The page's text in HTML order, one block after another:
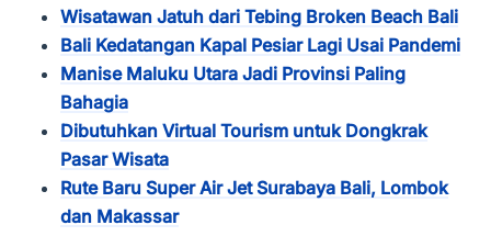
Wisatawan Jatuh dari Tebing Broken Beach Bali
Bali Kedatangan Kapal Pesiar Lagi Usai Pandemi
Manise Maluku Utara Jadi Provinsi Paling
Bahagia
Dibutuhkan Virtual Tourism untuk Dongkrak
Pasar Wisata
Rute Baru Super Air Jet Surabaya Bali, Lombok
dan Makassar